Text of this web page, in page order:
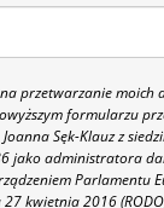
przetwarzanie moich
formularzu
Sęk-Klauz z
jako administratora
Parlamentu
kwietnia 2016